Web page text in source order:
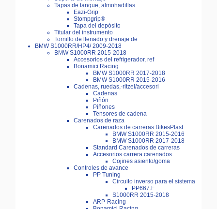
Tapas de tanque, almohadillas
Eazi-Grip
Stompgrip®
Tapa del depósito
Titular del instrumento
Tornillo de llenado y drenaje de
BMW S1000RR/HP4/ 2009-2018
BMW S1000RR 2015-2018
Accesorios del refrigerador, ref
Bonamici Racing
BMW S1000RR 2017-2018
BMW S1000RR 2015-2016
Cadenas, ruedas,-ritzel/accesori
Cadenas
Piñón
Piñones
Tensores de cadena
Carenados de raza
Carenados de carreras BikesPlast
BMW S1000RR 2015-2016
BMW S1000RR 2017-2018
Standard Carenados de carreras
Accesorios carrera carenados
Cojines asiento/goma
Controles de avance
PP Tuning
Circuito inverso para el sistema
PP667.F
S1000RR 2015-2018
ARP-Racing